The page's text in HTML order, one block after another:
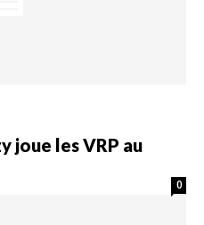
joue les VRP au
0